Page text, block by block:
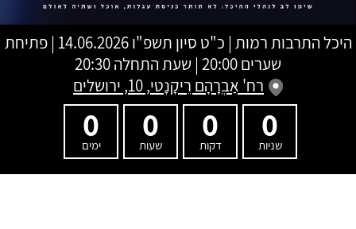
היכל התרבות רמות | כ"ט סיון תשפ"ו
14.06.2026 | פתיחת
שערים 20:00 | שעת התחלה 20:30
רח' אַבְרָהָם רֵיקָנָטי, 10, ירושלים
0
שניות
0
דקות
0
שעות
0
ימים